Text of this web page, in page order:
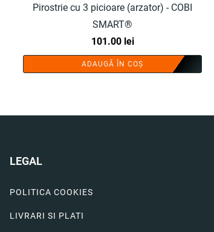
Pirostrie cu 3 picioare (arzator) - COBI
SMART®
101.00 lei
ADAUGĂ ÎN COȘ
LEGAL
POLITICA COOKIES
LIVRARI SI PLATI